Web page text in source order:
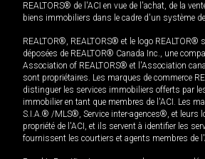
REALTORS® de l'ACI en vue de l'achat, de la
biens immobiliers dans le cadre d'un système
REALTOR®, REALTORS® et le logo REALTOR®
déposées de REALTOR® Canada Inc., une
Association of REALTORS® et l'Association
sont propriétaires. Les marques de commerce
distinguer les services immobiliers offerts par
immobilier en tant que membres de l'ACI. Les
S.I.A.® /MLS®, Service inter-agences®, et leurs
propriété de l'ACI, et ils servent à identifier les
fournissent les courtiers et agents membres de